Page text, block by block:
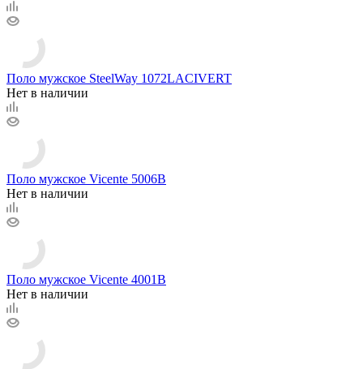
Поло мужское SteelWay 1072LACIVERT
Нет в наличии
Поло мужское Vicente 5006B
Нет в наличии
Поло мужское Vicente 4001B
Нет в наличии